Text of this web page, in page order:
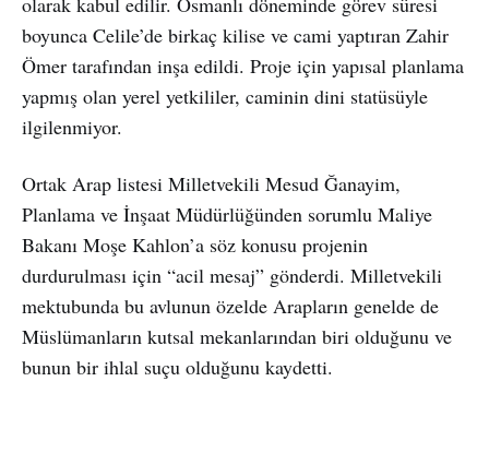
boyunca Celile’de birkaç kilise ve cami yaptıran Zahir
Ömer tarafından inşa edildi. Proje için yapısal planlama
yapmış olan yerel yetkililer, caminin dini statüsüyle
ilgilenmiyor.
Ortak Arap listesi Milletvekili Mesud Ğanayim,
Planlama ve İnşaat Müdürlüğünden sorumlu Maliye
Bakanı Moşe Kahlon’a söz konusu projenin
durdurulması için “acil mesaj” gönderdi. Milletvekili
mektubunda bu avlunun özelde Arapların genelde de
Müslümanların kutsal mekanlarından biri olduğunu ve
bunun bir ihlal suçu olduğunu kaydetti.